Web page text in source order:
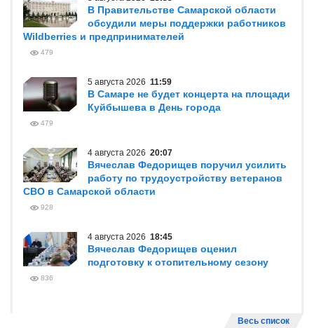
В Правительстве Самарской области
обсудили меры поддержки работников
Wildberries и предпринимателей
479
5 августа 2026 11:59
В Самаре не будет концерта на площади
Куйбышева в День города
479
4 августа 2026 20:07
Вячеслав Федорищев поручил усилить
работу по трудоустройству ветеранов
СВО в Самарской области
928
4 августа 2026 18:45
Вячеслав Федорищев оценил
подготовку к отопительному сезону
836
Весь список